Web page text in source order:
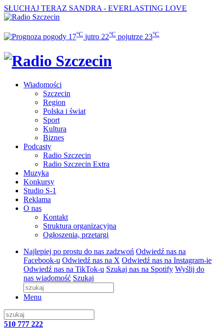
SŁUCHAJ TERAZ SANDRA - EVERLASTING LOVE
17°C jutro 22°C pojutrze 23°C
Wiadomości
Szczecin
Region
Polska i świat
Sport
Kultura
Biznes
Podcasty
Radio Szczecin
Radio Szczecin Extra
Muzyka
Konkursy
Studio S-1
Reklama
O nas
Kontakt
Struktura organizacyjna
Ogłoszenia, przetargi
Najlepiej po prostu do nas zadzwoń Odwiedź nas na
Facebook-u Odwiedź nas na X Odwiedź nas na Instagram-ie
Odwiedź nas na TikTok-u Szukaj nas na Spotify Wyślij do
nas wiadomość Szukaj
Menu
510 777 222